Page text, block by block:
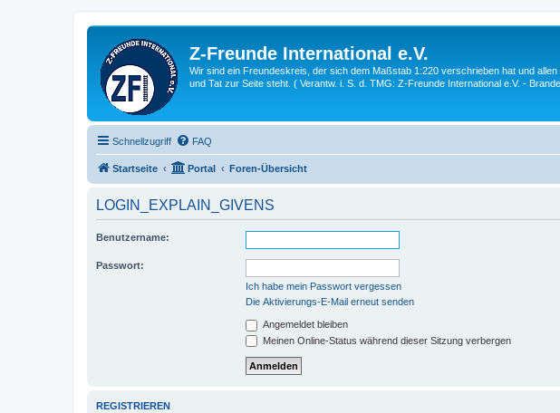
Z-Freunde International e.V.
Wir sind ein Freundeskreis, der sich dem Maßstab 1:220 verschrieben hat und
und Tat zur Seite steht. ( Verantw. i. S. d. TMG: Z-Freunde International e.V. -
Schnellzugriff FAQ
Startseite Portal Foren-Übersicht
LOGIN_EXPLAIN_GIVENS
Benutzername:
Passwort:
Ich habe mein Passwort vergessen
Die Aktivierungs-E-Mail erneut senden
Angemeldet bleiben
Meinen Online-Status während dieser Sitzung verbergen
REGISTRIEREN